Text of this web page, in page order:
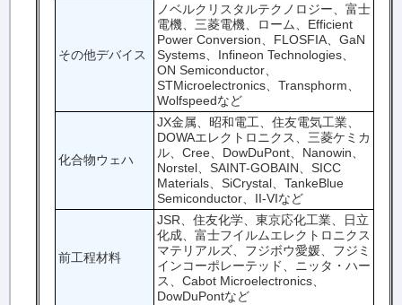
その他デバイス
ノベルクリスタルテクノロジー、富士
電機、三菱電機、ローム、Efficient
Power Conversion、FLOSFIA、GaN
Systems、Infineon Technologies、
ON Semiconductor、
STMicroelectronics、Transphorm、
Wolfspeedなど
化合物ウェハ
JX金属、昭和電工、住友電気工業、
DOWAエレクトロニクス、三菱ケミカ
ル、Cree、DowDuPont、Nanowin、
Norstel、SAINT-GOBAIN、SICC
Materials、SiCrystal、TankeBlue
Semiconductor、II-VIなど
前工程材料
JSR、住友化学、東京応化工業、日立
化成、富士フイルムエレクトロニクス
マテリアルズ、フジボウ愛媛、フジミ
インコーポレーテッド、ニッタ・ハー
ス、Cabot Microelectronics、
DowDuPontなど